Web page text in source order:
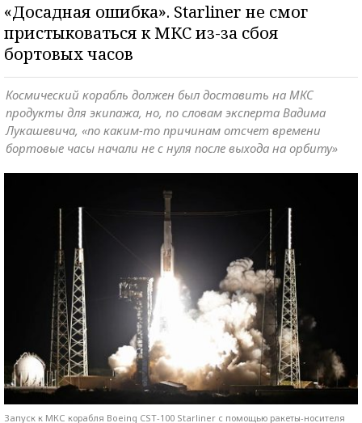
«Досадная ошибка». Starliner не смог
пристыковаться к МКС из-за сбоя
бортовых часов
Космический корабль должен был доставить на МКС
продукты для экипажа, но, по словам эксперта Вадима
Лукашевича, «по каким-то причинам отсчет времени
бортовые часы начали не с нуля после выхода на орбиту»
Запуск к МКС корабля Boeing CST-100 Starliner с помощью ракеты-носителя